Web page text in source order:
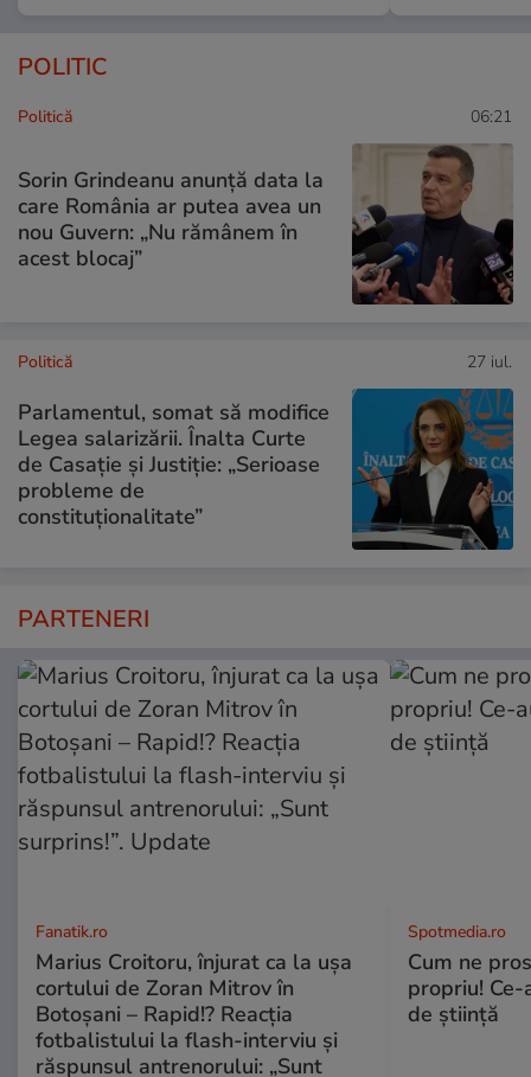
POLITIC
Politică 06:21
Sorin Grindeanu anunță data la
care România ar putea avea un
nou Guvern: „Nu rămânem în
acest blocaj”
Politică 27 iul.
Parlamentul, somat să modifice
Legea salarizării. Înalta Curte
de Casație și Justiție: „Serioase
probleme de
constituționalitate”
PARTENERI
Fanatik.ro
Marius Croitoru, înjurat ca la ușa
cortului de Zoran Mitrov în
Botoșani – Rapid!? Reacția
fotbalistului la flash-interviu și
răspunsul antrenorului: „Sunt
Spotmedia.ro
Cum ne
propriu!
de știință